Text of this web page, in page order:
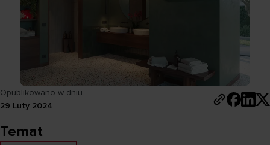
Opublikowano w dniu
29 Luty 2024
Temat